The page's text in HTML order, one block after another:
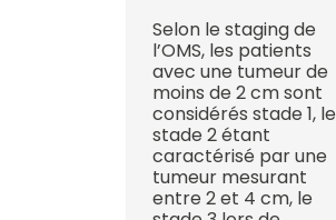
Selon le staging de
l’OMS, les patients
avec une tumeur de
moins de 2 cm sont
considérés stade 1, le
stade 2 étant
caractérisé par une
tumeur mesurant
entre 2 et 4 cm, le